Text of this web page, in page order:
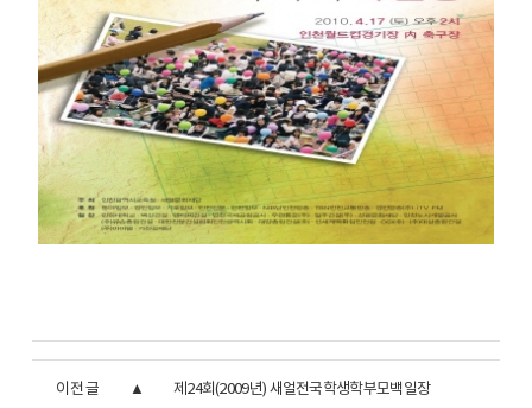
이전 글 제24회(2009년) 새얼전국학생학부모백일장